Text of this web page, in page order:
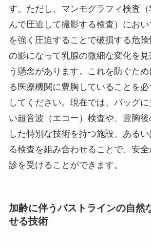
す。ただし、マンモグラフィ検査
んで圧迫して撮影する検査）にお
を強く圧迫することで破損する危
の影になって乳腺の微細な変化を見
う懸念があります。これを防ぐた
る医療機関に豊胸していることを
してください。現在では、バッグ
い超音波（エコー）検査や、豊胸
した特別な技術を持つ施設、ある
る検査を組み合わせることで、安
診を受けることができます。
加齢に伴うバストラインの自然
せる技術